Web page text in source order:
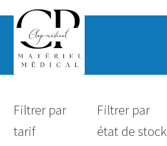
Hygiène
Filtrer par
tarif
Filtrer par
état de stock